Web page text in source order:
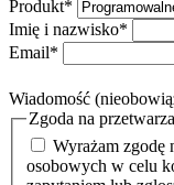
Produkt*
Imię i nazwisko*
Email*
Wiadomość
Zgoda na
Wyrażam zgodę
osobowych w celu